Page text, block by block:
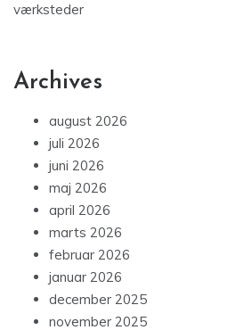
værksteder
Archives
august 2026
juli 2026
juni 2026
maj 2026
april 2026
marts 2026
februar 2026
januar 2026
december 2025
november 2025